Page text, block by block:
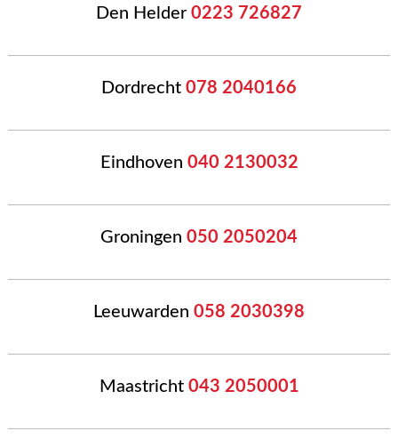
Den Helder 0223 726827
Dordrecht 078 2040166
Eindhoven 040 2130032
Groningen 050 2050204
Leeuwarden 058 2030398
Maastricht 043 2050001